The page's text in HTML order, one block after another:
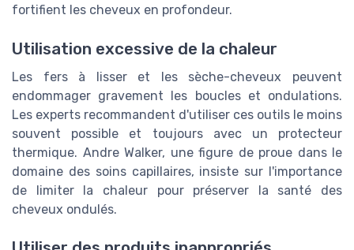
fortifient les cheveux en profondeur.
Utilisation excessive de la chaleur
Les fers à lisser et les sèche-cheveux peuvent
endommager gravement les boucles et ondulations.
Les experts recommandent d'utiliser ces outils le moins
souvent possible et toujours avec un protecteur
thermique. Andre Walker, une figure de proue dans le
domaine des soins capillaires, insiste sur l'importance
de limiter la chaleur pour préserver la santé des
cheveux ondulés.